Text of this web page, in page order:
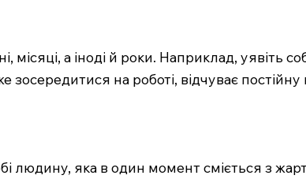
а іноді й роки. Наприклад, уявіть
на роботі, відчуває постійну
людину, яка в один момент сміється з